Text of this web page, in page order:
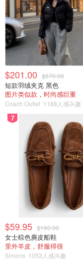
$201.00 $670.00
短款羽绒夹克 黑色
图片类似款，时尚感巨重
Coach Outlet 1188人感兴趣
7
$59.95 $190.00
女士棕色麂皮船鞋
里外羊皮，舒服得很
Simons 1053人感兴趣